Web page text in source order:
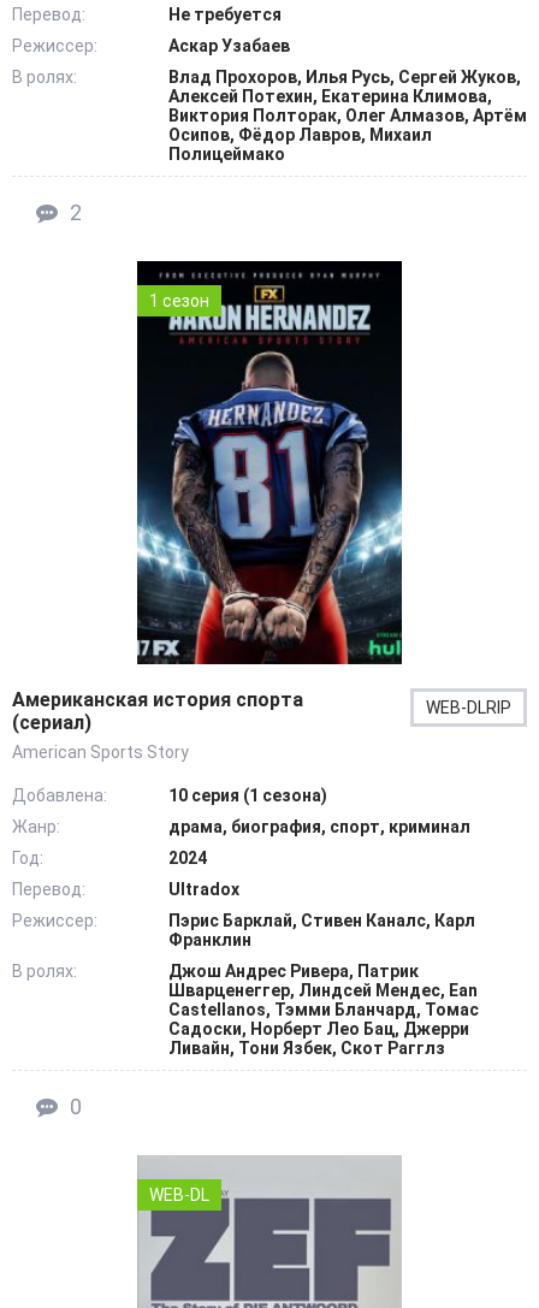
Перевод:
Не требуется
Режиссер:
Аскар Узабаев
В ролях:
Влад Прохоров, Илья Русь, Сергей Жуков,
Алексей Потехин, Екатерина Климова,
Виктория Полторак, Олег Алмазов, Артём
Осипов, Фёдор Лавров, Михаил
Полицеймако
2
1 сезон
Американская история спорта
(сериал)
American Sports Story
WEB-DLRIP
Добавлена:
10 серия (1 сезона)
Жанр:
драма, биография, спорт, криминал
Год:
2024
Перевод:
Ultradox
Режиссер:
Пэрис Барклай, Стивен Каналс, Карл
Франклин
В ролях:
Джош Андрес Ривера, Патрик
Шварценеггер, Линдсей Мендес, Ean
Castellanos, Тэмми Бланчард, Томас
Садоски, Норберт Лео Бац, Джерри
Ливайн, Тони Язбек, Скот Рагглз
0
WEB-DL